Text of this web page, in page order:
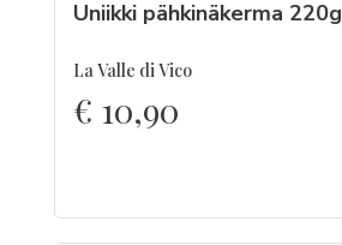
Uniikki pähkinäkerma 220g
La Valle di Vico
€ 10,90